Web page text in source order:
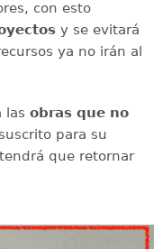
con esto
y se evitará
ya no irán al
las obras que no
para su
que retornar